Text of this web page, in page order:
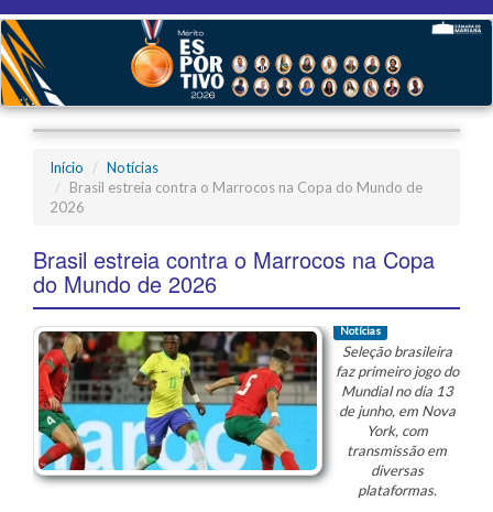
Início
Notícias
Brasil estreia contra o Marrocos na Copa do Mundo de
2026
Brasil estreia contra o Marrocos na Copa
do Mundo de 2026
Notícias
Seleção brasileira
faz primeiro jogo do
Mundial no dia 13
de junho, em Nova
York, com
transmissão em
diversas
plataformas.